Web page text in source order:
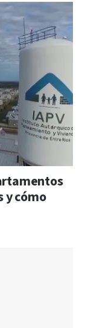
y cómo